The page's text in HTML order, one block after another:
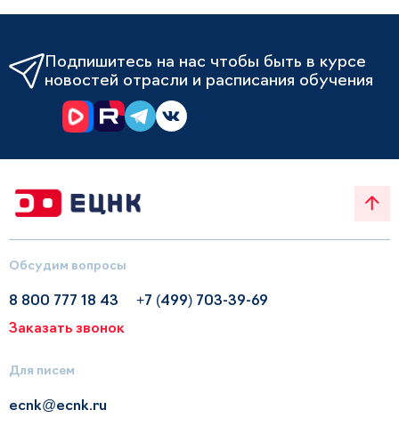
Подпишитесь на нас чтобы быть в курсе
новостей отрасли и расписания обучения
Обсудим вопросы
8 800 777 18 43
+7 (499) 703-39-69
Заказать звонок
Для писем
ecnk@ecnk.ru